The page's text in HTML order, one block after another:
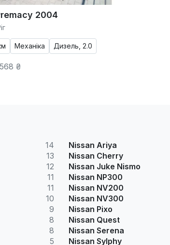
2004
Механіка Дизель, 2.0
₴
14
13
12
11
11
10
9
8
8
5
Nissan Ariya
Nissan Cherry
Nissan Juke Nismo
Nissan NP300
Nissan NV200
Nissan NV300
Nissan Pixo
Nissan Quest
Nissan Serena
Nissan Sylphy